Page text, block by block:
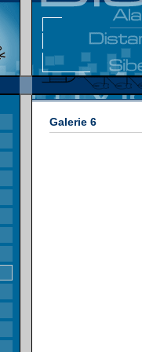
Galerie 6